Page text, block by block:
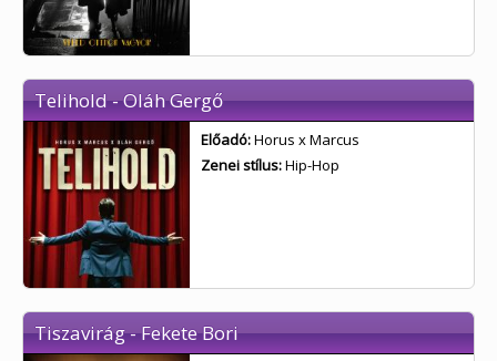
Telihold - Oláh Gergő
Előadó:Horus x Marcus
Zenei stílus:Hip-Hop
Tiszavirág - Fekete Bori